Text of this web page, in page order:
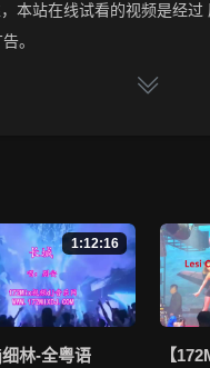
本站在线试看的视频是经
。
文件，绝无压缩，分辨率
略略 - 鸳鸯戏(Dj阿遣
里进行 我要纠错， 谢谢！
违法的信息，若您发现有相
布，其版权归原作者所有
《172Mix舞曲视频网的侵
1:12:16
林-全粤语
【